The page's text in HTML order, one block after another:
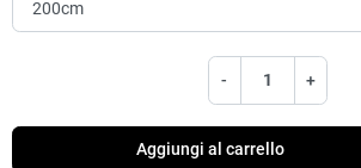
- +
Aggiungi al carrello